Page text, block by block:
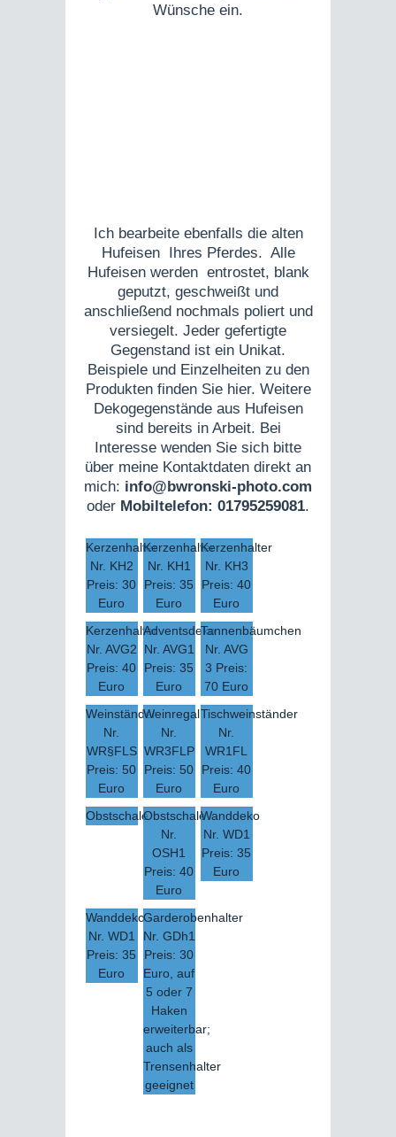
Wünsche ein.
Ich bearbeite ebenfalls die alten
Hufeisen Ihres Pferdes. Alle
Hufeisen werden entrostet, blank
geputzt, geschweißt und
anschließend nochmals poliert und
versiegelt. Jeder gefertigte
Gegenstand ist ein Unikat.
Beispiele und Einzelheiten zu den
Produkten finden Sie hier. Weitere
Dekogegenstände aus Hufeisen
sind bereits in Arbeit. Bei
Interesse wenden Sie sich bitte
über meine Kontaktdaten direkt an
mich: info@bwronski-photo.com
oder Mobiltelefon: 01795259081.
Kerzenhalter
Nr. KH2
Preis: 30
Euro
Kerzenhalter
Nr. KH1
Preis: 35
Euro
Kerzenhalter
Nr. KH3
Preis: 40
Euro
Kerzenhalter
Nr. AVG2
Preis: 40
Euro
Adventsdeko
Nr. AVG1
Preis: 35
Euro
Tannenbäumchen
Nr. AVG
3 Preis:
70 Euro
Weinständer
Nr.
WR§FLS
Preis: 50
Euro
Weinregal
Nr.
WR3FLP
Preis: 50
Euro
Tischweinständer
Nr.
WR1FL
Preis: 40
Euro
ObstschaleObstschale
Nr.
OSH1
Preis: 40
Euro
Wanddeko
Nr. WD1
Preis: 35
Euro
Wanddeko
Nr. WD1
Preis: 35
Euro
Garderobenhalter
Nr. GDh1
Preis: 30
Euro, auf
5 oder 7
Haken
erweiterbar;
auch als
Trensenhalter
geeignet